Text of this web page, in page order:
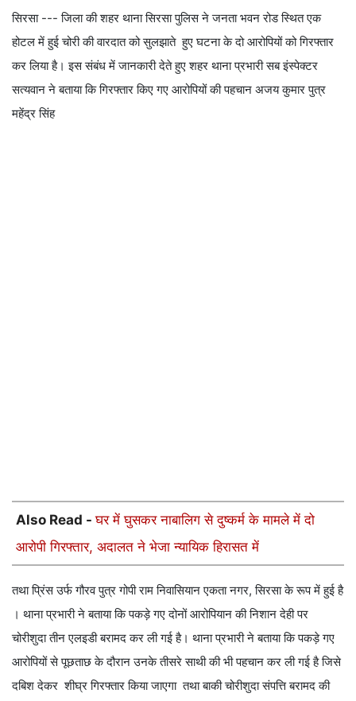
सिरसा --- जिला की शहर थाना सिरसा पुलिस ने जनता भवन रोड स्थित एक
होटल में हुई चोरी की वारदात को सुलझाते हुए घटना के दो आरोपियों को गिरफ्तार
कर लिया है। इस संबंध में जानकारी देते हुए शहर थाना प्रभारी सब इंस्पेक्टर
सत्यवान ने बताया कि गिरफ्तार किए गए आरोपियों की पहचान अजय कुमार पुत्र
महेंद्र सिंह
Also Read -घर में घुसकर नाबालिग से दुष्कर्म के मामले में दो
आरोपी गिरफ्तार, अदालत ने भेजा न्यायिक हिरासत में
तथा प्रिंस उर्फ गौरव पुत्र गोपी राम निवासियान एकता नगर, सिरसा के रूप में हुई है
। थाना प्रभारी ने बताया कि पकड़े गए दोनों आरोपियान की निशान देही पर
चोरीशुदा तीन एलइडी बरामद कर ली गई है। थाना प्रभारी ने बताया कि पकड़े गए
आरोपियों से पूछताछ के दौरान उनके तीसरे साथी की भी पहचान कर ली गई है जिसे
दबिश देकर शीघ्र गिरफ्तार किया जाएगा तथा बाकी चोरीशुदा संपत्ति बरामद की